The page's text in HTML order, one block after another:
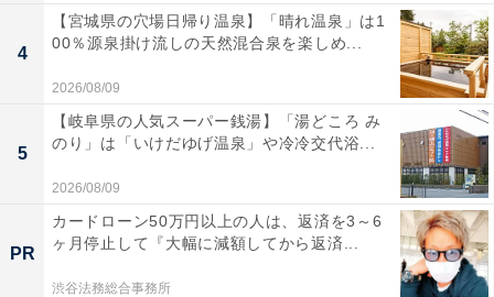
【今日チェックしたい】ハイセンスの人気商品5選
4
【宮城県の穴場日帰り温泉】「晴れ温泉」は1
00％源泉掛け流しの天然混合泉を楽しめ...
2026/08/09
5
【岐阜県の人気スーパー銭湯】「湯どころ み
のり」は「いけだゆげ温泉」や冷冷交代浴...
2026/08/09
PR
カードローン50万円以上の人は、返済を3～6
ヶ月停止して『大幅に減額してから返済...
渋谷法務総合事務所